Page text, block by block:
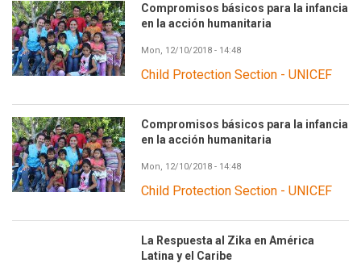
Compromisos básicos para la infancia
en la acción humanitaria
Mon, 12/10/2018 - 14:48
Child Protection Section - UNICEF
Compromisos básicos para la infancia
en la acción humanitaria
Mon, 12/10/2018 - 14:48
Child Protection Section - UNICEF
La Respuesta al Zika en América
Latina y el Caribe